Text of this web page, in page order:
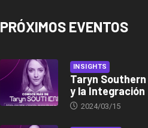
PRÓXIMOS EVENTOS
INSIGHTS
Taryn Southern
y la Integración
2024/03/15